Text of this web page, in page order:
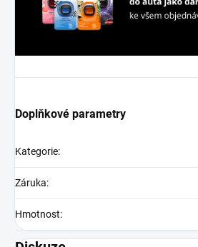
Doplňkové parametry
Kategorie:
Záruka:
Hmotnost: